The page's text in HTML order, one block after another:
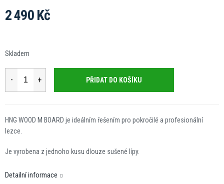
2 490 Kč
Skladem
PŘIDAT DO KOŠÍKU
HNG WOOD M BOARD je ideálním řešením pro pokročilé a profesionální
lezce.
Je vyrobena z jednoho kusu dlouze sušené lípy.
Detailní informace